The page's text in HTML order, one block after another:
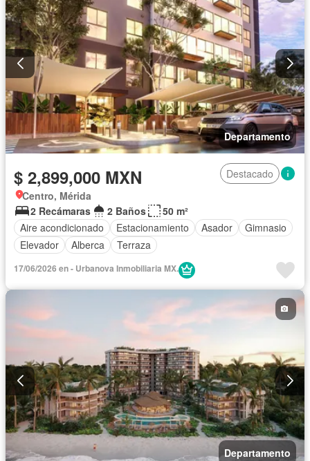
Departamento
$ 2,899,000 MXN
Destacado
Centro, Mérida
2 Recámaras
2 Baños
50 m²
Aire acondicionado
Estacionamiento Asador
Gimnasio
Elevador
Alberca Terraza
17/06/2026 en - Urbanova Inmobiliaria MX.
Departamento